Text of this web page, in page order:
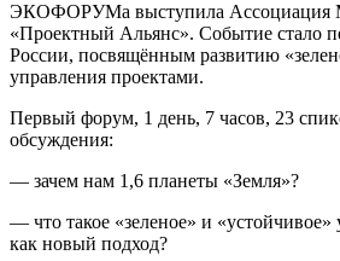
ЭКОФОРУМа выступила Ассоциация
«Проектный Альянс». Событие стало
России, посвящённым развитию
управления проектами.
Первый форум, 1 день, 7 часов, 23
обсуждения:
— зачем нам 1,6 планеты «Земля»?
— что такое «зеленое» и «устойчивое»
как новый подход?